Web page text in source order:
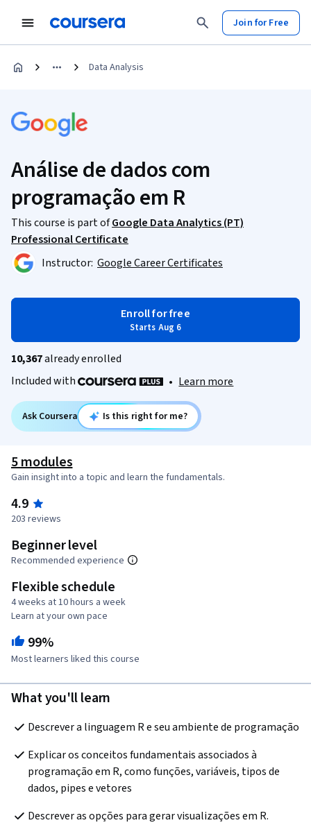
Join for Free
Data Analysis
Análise de dados com
programação em R
This course is part ofGoogle Data Analytics (PT)
Professional Certificate
Instructor: Google Career Certificates
Enroll for free
Starts Aug 6
10,367already enrolled
Included with
• Learn more
Ask Coursera Is this right for me?
5 modules
Gain insight into a topic and learn the fundamentals.
4.9
203 reviews
Beginner level
Recommended experience
Flexible schedule
4 weeks at 10 hours a week
Learn at your own pace
99%
Most learners liked this course
What you'll learn
Descrever a linguagem R e seu ambiente de programação
Explicar os conceitos fundamentais associados à
programação em R, como funções, variáveis, tipos de
dados, pipes e vetores
Descrever as opções para gerar visualizações em R.